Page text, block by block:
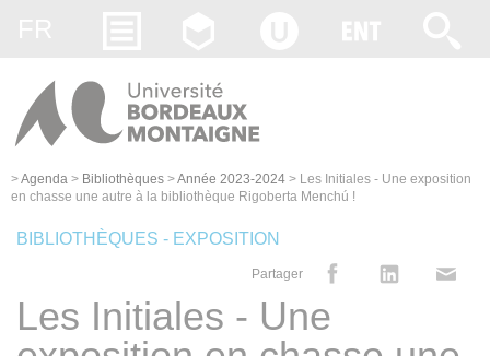
>Agenda > Bibliothèques >Année 2023-2024 > Les Initiales - Une exposition
en chasse une autre à la bibliothèque Rigoberta Menchú !
BIBLIOTHÈQUES - EXPOSITION
Partager
Les Initiales - Une